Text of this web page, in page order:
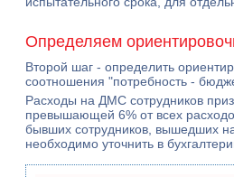
Определяем
Второй шаг - определить
соотношения "потребность -
Расходы на ДМС сотрудников
превышающей 6% от всех
бывших сотрудников, вышедших
необходимо уточнить в